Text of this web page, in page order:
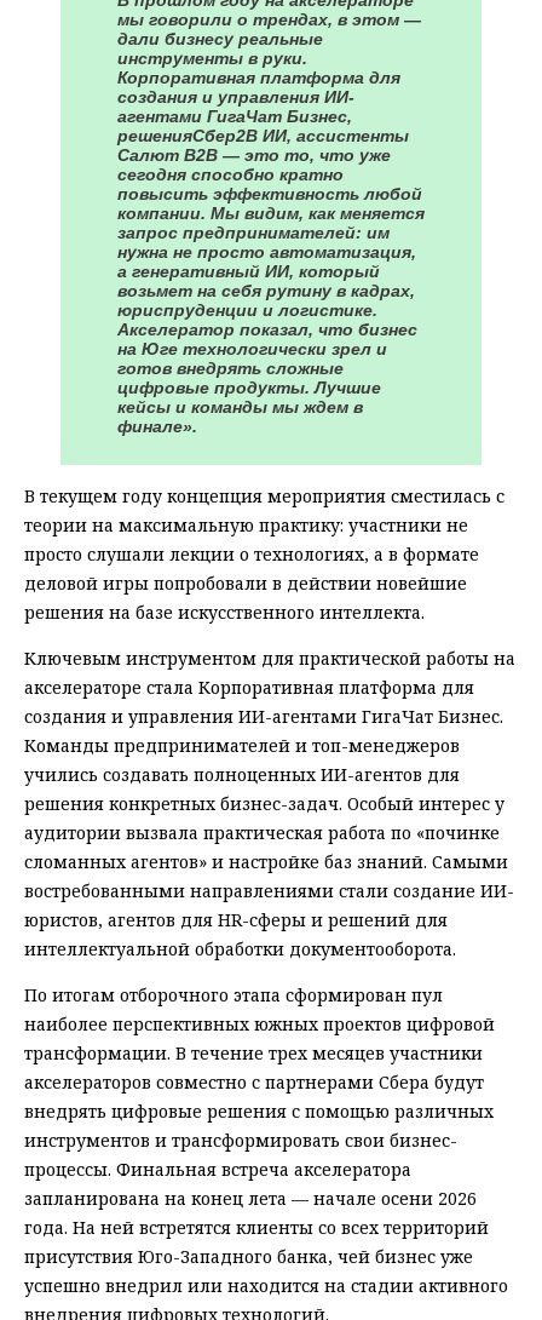
мы говорили о трендах, в этом —
дали бизнесу реальные
инструменты в руки.
Корпоративная платформа для
создания и управления ИИ-
агентами ГигаЧат Бизнес,
решенияСбер2B ИИ, ассистенты
Салют B2B — это то, что уже
сегодня способно кратно
повысить эффективность любой
компании. Мы видим, как меняется
запрос предпринимателей: им
нужна не просто автоматизация,
а генеративный ИИ, который
возьмет на себя рутину в кадрах,
юриспруденции и логистике.
Акселератор показал, что бизнес
на Юге технологически зрел и
готов внедрять сложные
цифровые продукты. Лучшие
кейсы и команды мы ждем в
финале».
В текущем году концепция мероприятия сместилась с
теории на максимальную практику: участники не
просто слушали лекции о технологиях, а в формате
деловой игры попробовали в действии новейшие
решения на базе искусственного интеллекта.
Ключевым инструментом для практической работы на
акселераторе стала Корпоративная платформа для
создания и управления ИИ-агентами ГигаЧат Бизнес.
Команды предпринимателей и топ-менеджеров
учились создавать полноценных ИИ-агентов для
решения конкретных бизнес-задач. Особый интерес у
аудитории вызвала практическая работа по «починке
сломанных агентов» и настройке баз знаний. Самыми
востребованными направлениями стали создание ИИ-
юристов, агентов для HR-сферы и решений для
интеллектуальной обработки документооборота.
По итогам отборочного этапа сформирован пул
наиболее перспективных южных проектов цифровой
трансформации. В течение трех месяцев участники
акселераторов совместно с партнерами Сбера будут
внедрять цифровые решения с помощью различных
инструментов и трансформировать свои бизнес-
процессы. Финальная встреча акселератора
запланирована на конец лета — начале осени 2026
года. На ней встретятся клиенты со всех территорий
присутствия Юго-Западного банка, чей бизнес уже
успешно внедрил или находится на стадии активного
внедрения цифровых технологий.